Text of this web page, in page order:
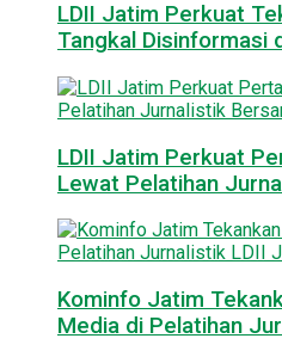
LDII Jatim Perkuat
Tangkal Disinformasi
LDII Jatim Perkuat
Lewat Pelatihan
Kominfo Jatim
Media di Pelatihan